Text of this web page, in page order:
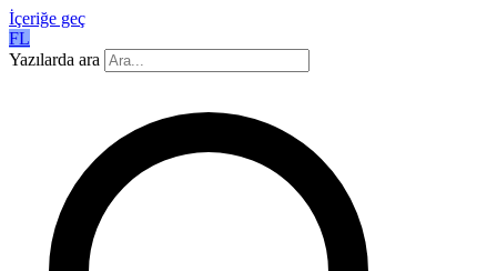
İçeriğe geç
FL
Yazılarda ara